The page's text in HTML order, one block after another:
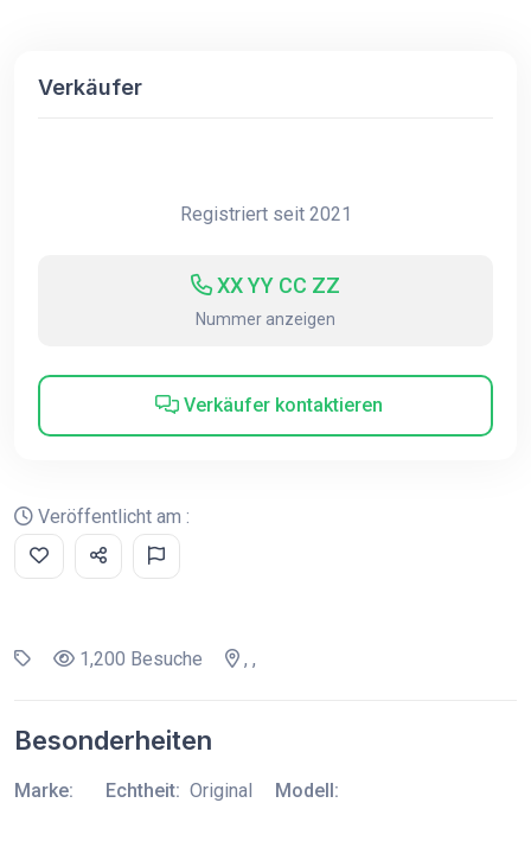
Verkäufer
Registriert seit 2021
XX YY CC ZZ
Nummer anzeigen
Verkäufer kontaktieren
Veröffentlicht am :
1,200 Besuche , ,
Besonderheiten
Marke: Echtheit: Original Modell: